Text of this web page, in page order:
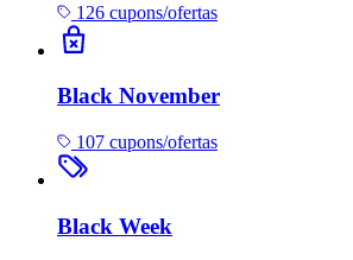
126 cupons/ofertas
Black November
107 cupons/ofertas
Black Week